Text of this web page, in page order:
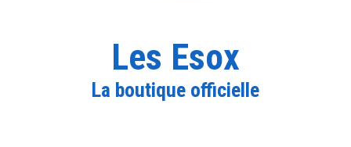
Les Esox
La boutique officielle